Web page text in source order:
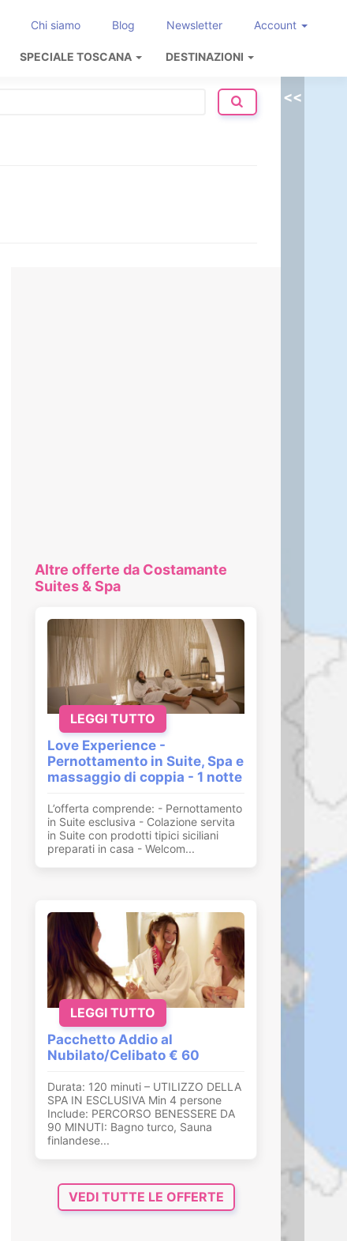
Chi siamo Blog Newsletter Account
SPECIALE TOSCANA DESTINAZIONI
Altre offerte da Costamante
Suites & Spa
Love Experience -
Pernottamento in Suite, Spa e
massaggio di coppia - 1 notte
L’offerta comprende: - Pernottamento
in Suite esclusiva - Colazione servita
in Suite con prodotti tipici siciliani
preparati in casa - Welcom...
LEGGI TUTTO
Pacchetto Addio al
Nubilato/Celibato € 60
Durata: 120 minuti – UTILIZZO DELLA
SPA IN ESCLUSIVA Min 4 persone
Include: PERCORSO BENESSERE DA
90 MINUTI: Bagno turco, Sauna
finlandese...
LEGGI TUTTO
VEDI TUTTE LE OFFERTE
<<